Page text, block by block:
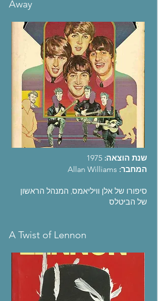
Away
שנת הוצאה:
המחבר:
סיפורו של אלן וויליאמס, המנהל הראשון
של הביטלס
A Twist of Lennon